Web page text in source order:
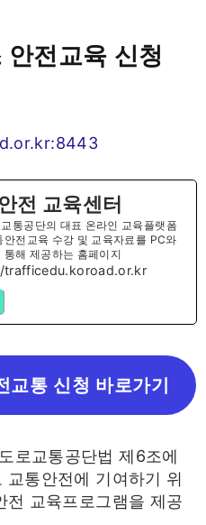
전교육 신청
전 교육센터
통공단의 대표 온라인 교육플랫폼
안전교육 수강 및 교육자료를 PC와
통해 제공하는 홈페이지
교통 신청 바로가기
로교통공단법 제6조에
통안전에 기여하기 위
전 교육프로그램을 제공